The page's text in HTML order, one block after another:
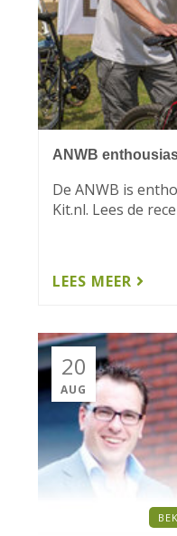
ANWB
De ANWB is
Kit.nl. Lees de
LEES MEER
20
AUG